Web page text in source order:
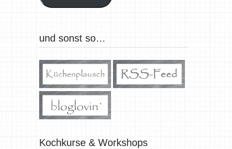
und sonst so…
Kochkurse & Workshops